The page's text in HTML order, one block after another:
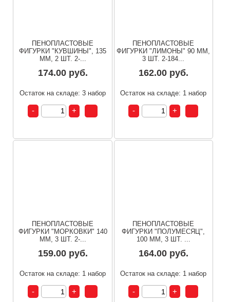
ПЕНОПЛАСТОВЫЕ
ФИГУРКИ "КУВШИНЫ", 135
ММ, 2 ШТ. 2-...
174.00 руб.
Остаток на складе: 3 набор
ПЕНОПЛАСТОВЫЕ
ФИГУРКИ "ЛИМОНЫ" 90 ММ,
3 ШТ. 2-184...
162.00 руб.
Остаток на складе: 1 набор
ПЕНОПЛАСТОВЫЕ
ФИГУРКИ "МОРКОВКИ" 140
ММ, 3 ШТ. 2-...
159.00 руб.
Остаток на складе: 1 набор
ПЕНОПЛАСТОВЫЕ
ФИГУРКИ "ПОЛУМЕСЯЦ",
100 ММ, 3 ШТ. ...
164.00 руб.
Остаток на складе: 1 набор